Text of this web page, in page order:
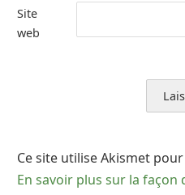
Site
web
Ce site utilise Akismet
En savoir plus sur la façon